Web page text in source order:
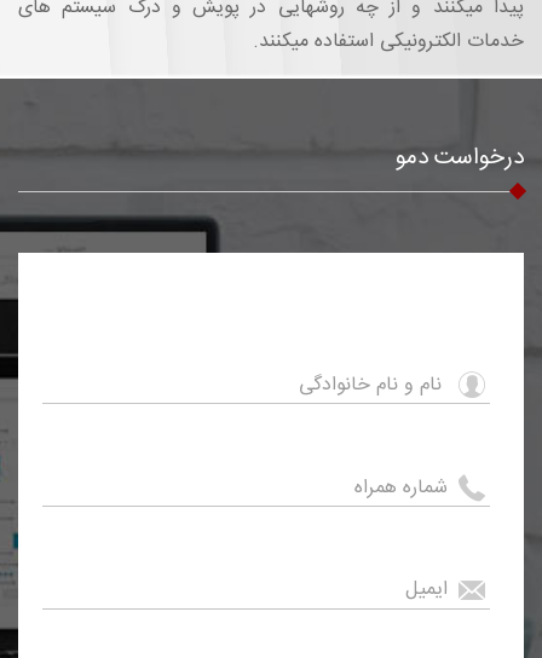
پیدا میکنند و از چه روشهایی در پویش و درک سیستم های
خدمات الکترونیکی استفاده میکنند.
درخواست دمو